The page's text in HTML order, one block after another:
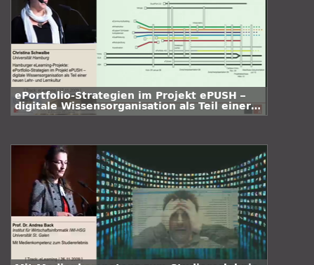
ePortfolio-Strategien im Projekt ePUSH –
digitale Wissensorganisation als Teil einer
neuen Lehr- und Lernkultur